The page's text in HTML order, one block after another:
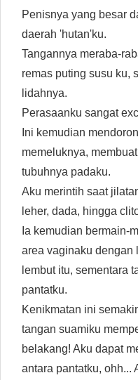
Penisnya yang besar
daerah 'hutan'ku.
Tangannya meraba-
remas puting susu ku,
lidahnya.
Perasaanku sangat
Ini kemudian
memeluknya,
tubuhnya padaku.
Aku merintih saat
leher, dada, hingga
Ia kemudian bermain-
area vaginaku dengan
lembut itu, sementara
pantatku.
Kenikmatan ini
tangan suamiku
belakang! Aku dapat
antara pantatku, ohh...